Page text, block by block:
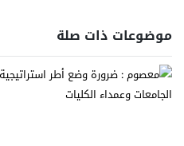
موضوعات ذات صلة